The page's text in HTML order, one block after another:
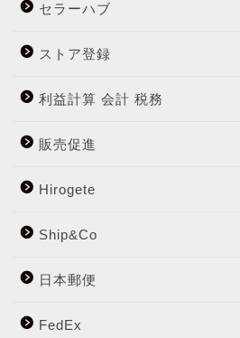
セラーハブ
ストア登録
利益計算 会計 税務
販売促進
Hirogete
Ship&Co
日本郵便
FedEx